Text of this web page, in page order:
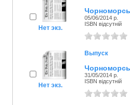
Нет экз.
05/06/2014 р.
ISBN відсутній
Нет экз.
Выпуск
31/05/2014 р.
ISBN відсутній